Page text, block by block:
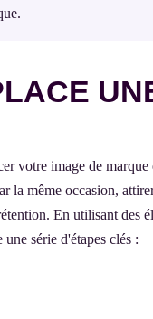
votre image de marque
la même occasion,
En utilisant des
série d'étapes clés :